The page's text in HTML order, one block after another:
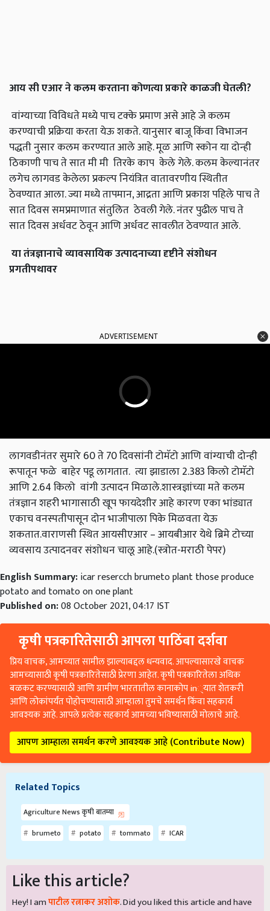
आय सी एआर ने कलम करताना कोणत्या प्रकारे काळजी घेतली?
वांग्याच्या विविधते मध्ये पाच टक्के प्रमाण असे आहे जे कलम
करण्याची प्रक्रिया करता येऊ शकते. यानुसार बाजू किंवा विभाजन
पद्धती नुसार कलम करण्यात आले आहे. मूळ आणि स्कोन या दोन्ही
ठिकाणी पाच ते सात मी मी तिरके काप केले गेले. कलम केल्यानंतर
लगेच लागवड केलेला प्रकल्प नियंत्रित वातावरणीय स्थितीत
ठेवण्यात आला. ज्या मध्ये तापमान, आद्रता आणि प्रकाश पहिले पाच ते
सात दिवस समप्रमाणात संतुलित ठेवली गेले. नंतर पुढील पाच ते
सात दिवस अर्धवट ठेवून आणि अर्धवट सावलीत ठेवण्यात आले.
या तंत्रज्ञानाचे व्यावसायिक उत्पादनाच्या दृष्टीने संशोधन
प्रगतीपथावर
लागवडीनंतर सुमारे 60 ते 70 दिवसांनी टोमॅटो आणि वांग्याची दोन्ही
रूपातून फळे बाहेर पडू लागतात. त्या झाडाला 2.383 किलो टोमॅटो
आणि 2.64 किलो वांगी उत्पादन मिळाले.शास्त्रज्ञांच्या मते कलम
तंत्रज्ञान शहरी भागासाठी खूप फायदेशीर आहे कारण एका भांड्यात
एकाच वनस्पतीपासून दोन भाजीपाला पिके मिळवता येऊ
शकतात.वाराणसी स्थित आयसीएआर – आयबीआर येथे ब्रिमे टोच्या
व्यवसाय उत्पादनवर संशोधन चालू आहे.(स्त्रोत-मराठी पेपर)
potato and tomato on one plant
Published on:08 October 2021, 04:17 IST
कृषी पत्रकारितेसाठी आपला पाठिंबा दर्शवा
प्रिय वाचक, आमच्यात सामील झाल्याबद्दल धन्यवाद. आपल्यासारखे वाचक
आमच्यासाठी कृषी पत्रकारितेसाठी प्रेरणा आहेत. कृषी पत्रकारितेला अधिक
बळकट करण्यासाठी आणि ग्रामीण भारतातील कानाकोप in्यात शेतकरी
आणि लोकांपर्यंत पोहोचण्यासाठी आम्हाला तुमचे समर्थन किंवा सहकार्य
आवश्यक आहे. आपले प्रत्येक सहकार्य आमच्या भविष्यासाठी मोलाचे आहे.
आपण आम्हाला समर्थन करणे आवश्यक आहे (Contribute Now)
brumeto
potato tommato
Like this article?
Hey! I amपाटील रत्नाकर अशोक. Did you liked this article and have
suggestions to improve this article?Mailme your suggestions